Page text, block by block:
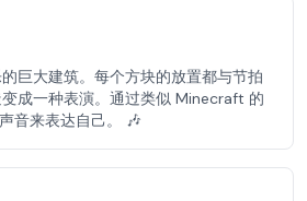
巨大建筑。每个方块的放置都与节拍
成一种表演。通过类似 Minecraft 的
音来表达自己。 🎶